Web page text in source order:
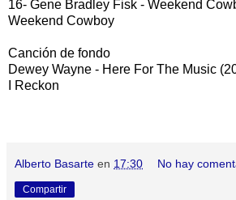
16- Gene Bradley Fisk - Weekend
Weekend Cowboy
Canción de fondo
Dewey Wayne - Here For The Music
I Reckon
Alberto Basarte en 17:30 No hay
Compartir